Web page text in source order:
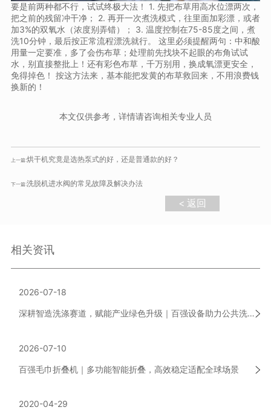
要是前两种都不行，试试终极大法！ 1. 先把布草用高水位漂两次，
把之前的残留冲干净； 2. 再开一次煮洗模式，往里面加彩漂，或者
加3%的双氧水（浓度别弄错）； 3. 温度控制在75-85度之间，煮
洗10分钟，最后按正常流程漂洗就行。 这里必须提醒两句：中和酸
用量一定要准，多了会伤布草；处理前先找块不起眼的布角试试
水，别直接整批上！还有彩色布草，千万别用，换成氧漂更安全，
免得掉色！ 按这方法来，基本能把发黄的布草救回来，不用浪费钱
换新的！
本文仅供参考，详情请咨询相关专业人员
上一篇:烘干机究竟是选热泵式的好，还是普通款的好？
下一篇:洗脱机进水阀的常见故障及解决办法
< 返回
相关资讯
2026-07-18
深耕智造洗涤赛道，赋能产业绿色升级｜百强设备助力公共洗涤行业高质量发展
2026-07-10
百强毛巾折叠机｜多功能智能折叠，高效稳定适配全球场景
2020-04-29